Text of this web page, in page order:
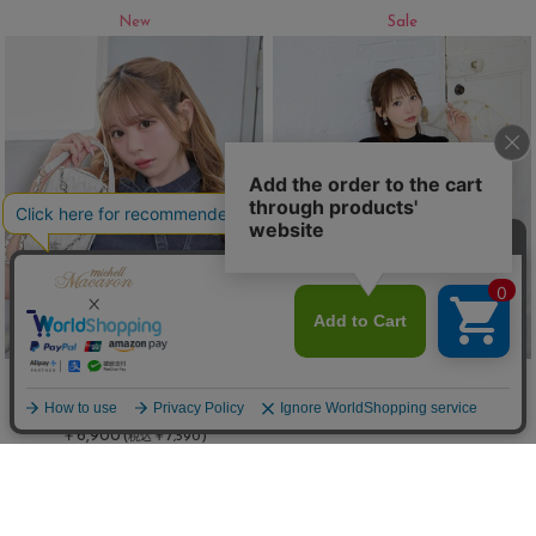
New
ビジューキルティングマルチショル
ダー
￥6,900(税込￥7,590)
Sale
￥11,550(30%OFF)